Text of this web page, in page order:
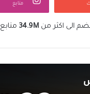
متابع
الى اكثر من34.9M متابع